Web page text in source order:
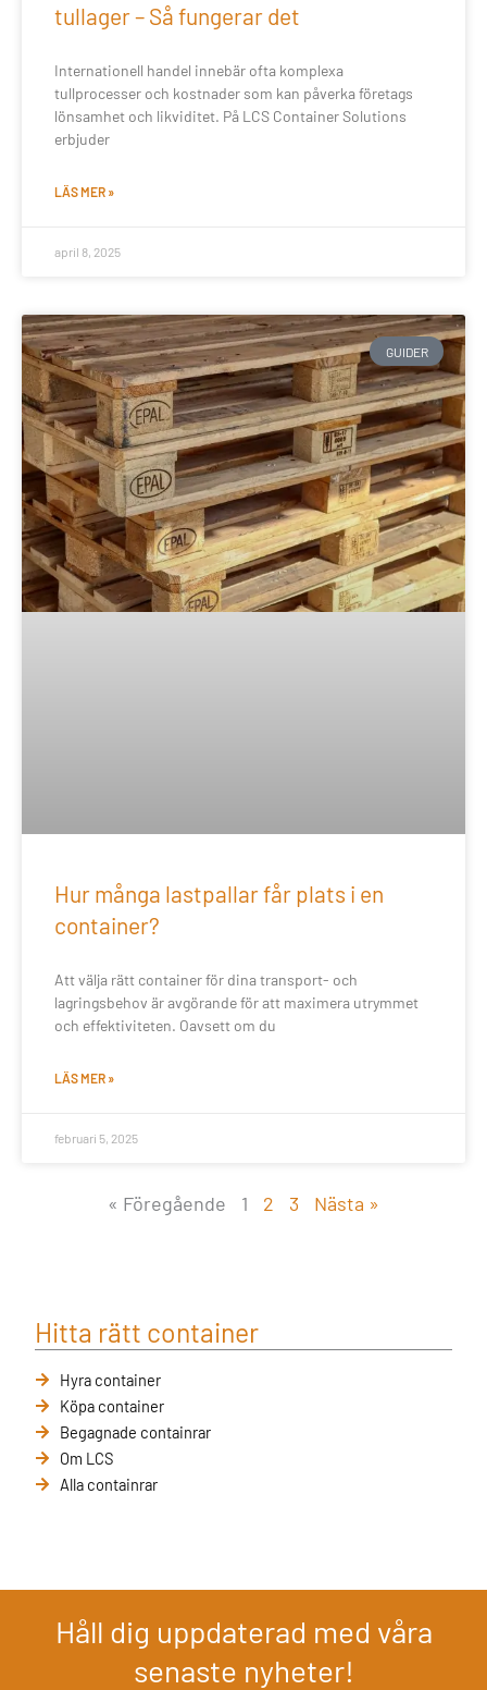
tullager – Så fungerar det
Internationell handel innebär ofta komplexa
tullprocesser och kostnader som kan påverka företags
lönsamhet och likviditet. På LCS Container Solutions
erbjuder
LÄS MER »
april 8, 2025
GUIDER
Hur många lastpallar får plats i en
container?
Att välja rätt container för dina transport- och
lagringsbehov är avgörande för att maximera utrymmet
och effektiviteten. Oavsett om du
LÄS MER »
februari 5, 2025
« Föregående 1 2 3 Nästa »
Hitta rätt container
Hyra container
Köpa container
Begagnade containrar
Om LCS
Alla containrar
Håll dig uppdaterad med våra
senaste nyheter!